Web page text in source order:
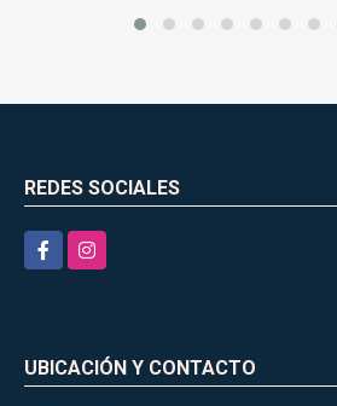
REDES SOCIALES
FacebookInstagram
UBICACIÓN Y CONTACTO